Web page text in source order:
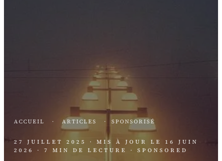
ACCUEIL · ARTICLES · SPONSORISÉ
27 JUILLET 2025 · MIS À JOUR LE 16 JUIN
2026
· 7 MIN DE LECTURE · SPONSORED